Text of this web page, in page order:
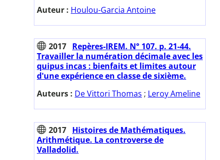
Auteur : Houlou-Garcia Antoine
2017 Repères-IREM. N° 107. p. 21-44.
Travailler la numération décimale avec les
quipus incas : bienfaits et limites autour
d'une expérience en classe de sixième.
Auteurs : De Vittori Thomas ; Leroy Ameline
2017 Histoires de Mathématiques.
Arithmétique. La controverse de
Valladolid.